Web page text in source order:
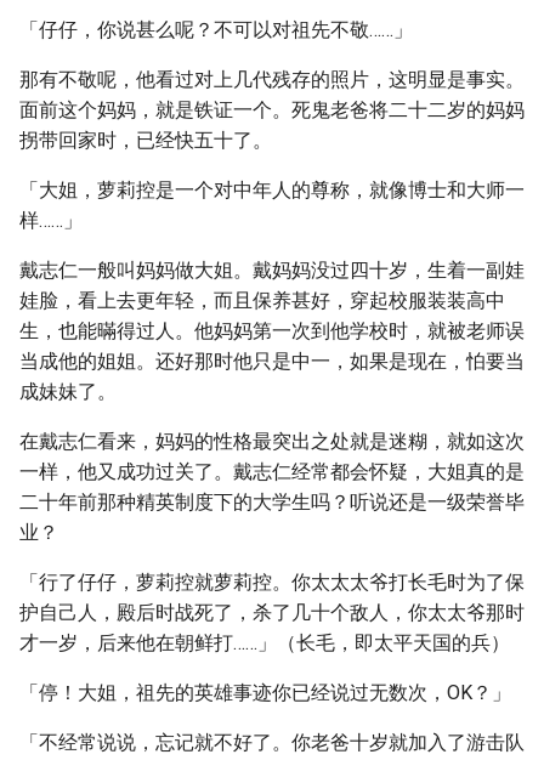
「仔仔，你说甚么呢？不可以对祖先不敬……」
那有不敬呢，他看过对上几代残存的照片，这明显是事实。
面前这个妈妈，就是铁证一个。死鬼老爸将二十二岁的妈妈
拐带回家时，已经快五十了。
「大姐，萝莉控是一个对中年人的尊称，就像博士和大师一
样……」
戴志仁一般叫妈妈做大姐。戴妈妈没过四十岁，生着一副娃
娃脸，看上去更年轻，而且保养甚好，穿起校服装装高中
生，也能暪得过人。他妈妈第一次到他学校时，就被老师误
当成他的姐姐。还好那时他只是中一，如果是现在，怕要当
成妹妹了。
在戴志仁看来，妈妈的性格最突出之处就是迷糊，就如这次
一样，他又成功过关了。戴志仁经常都会怀疑，大姐真的是
二十年前那种精英制度下的大学生吗？听说还是一级荣誉毕
业？
「行了仔仔，萝莉控就萝莉控。你太太太爷打长毛时为了保
护自己人，殿后时战死了，杀了几十个敌人，你太太爷那时
才一岁，后来他在朝鲜打……」（长毛，即太平天国的兵）
「停！大姐，祖先的英雄事迹你已经说过无数次，OK？」
「不经常说说，忘记就不好了。你老爸十岁就加入了游击队